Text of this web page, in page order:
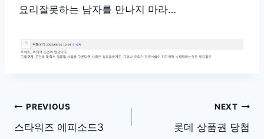
요리잘못하는 남자를 만나지 마라…
글
탐
PREVIOUS
스타워즈 에피소드3
NEXT
롯데 상품권 당첨